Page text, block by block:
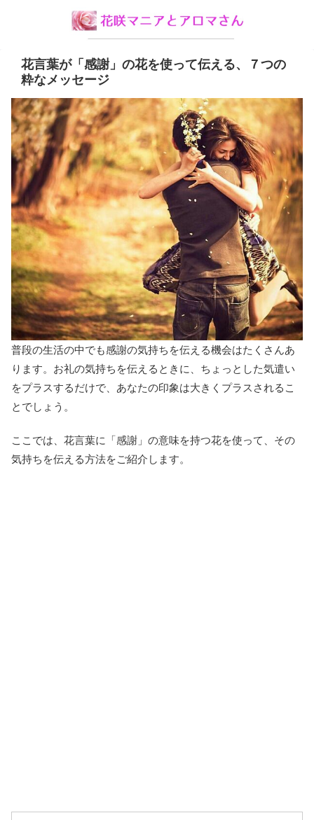
花言葉が「感謝」の花を使って伝える、７つの
粋なメッセージ
普段の生活の中でも感謝の気持ちを伝える機会はたくさんあ
ります。お礼の気持ちを伝えるときに、ちょっとした気遣い
をプラスするだけで、あなたの印象は大きくプラスされるこ
とでしょう。
ここでは、花言葉に「感謝」の意味を持つ花を使って、その
気持ちを伝える方法をご紹介します。